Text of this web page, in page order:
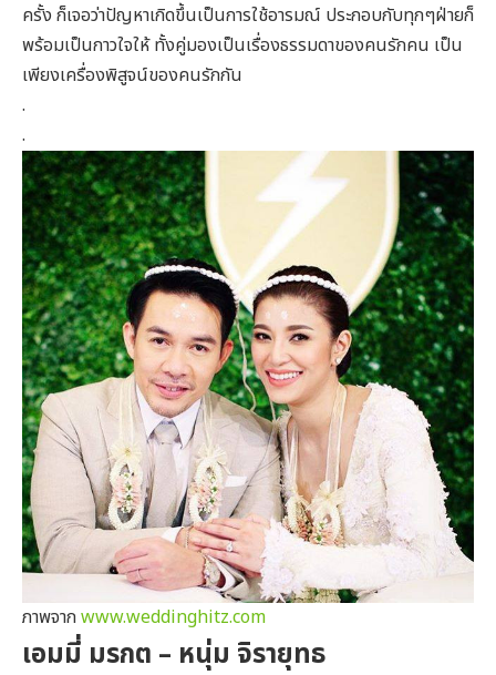
ครั้ง ก็เจอว่าปัญหาเกิดขึ้นเป็นการใช้อารมณ์ ประกอบกับทุกๆฝ่ายก็
พร้อมเป็นกาวใจให้ ทั้งคู่มองเป็นเรื่องธรรมดาของคนรักคน เป็น
เพียงเครื่องพิสูจน์ของคนรักกัน
.
.
ภาพจาก www.weddinghitz.com
เอมมี่ มรกต – หนุ่ม จิรายุทธ